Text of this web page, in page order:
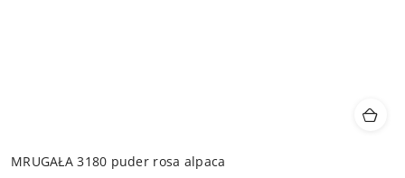
MRUGAŁA 3180 puder rosa alpaca